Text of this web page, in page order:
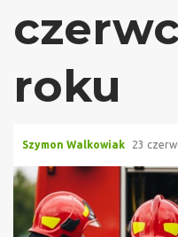
roku
Szymon Walkowiak 23